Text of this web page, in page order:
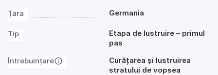
Țara Germania
Tip
Etapa de lustruire – primul
pas
Întrebuințare
Curățarea și lustruirea
stratului de vopsea